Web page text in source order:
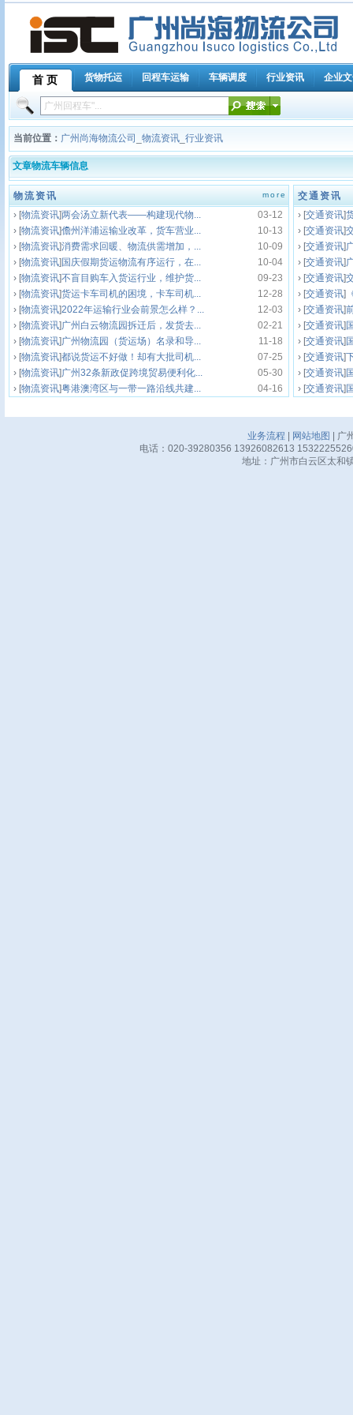
首 页 货物托运 回程车运输 车辆调度 行业资讯 企业
当前位置： 广州尚海物流公司 物流资讯 行业资讯
文章物流车辆信息
物流资讯 more
03-12
› [物流资讯]两会汤立新代表——构建现代物...
10-13
› [物流资讯]儋州洋浦运输业改革，货车营业...
10-09
› [物流资讯]消费需求回暖、物流供需增加，...
10-04
› [物流资讯] 国庆假期货运物流有序运行，在...
09-23
› [物流资讯]不盲目购车入货运行业，维护货...
12-28
› [物流资讯]货运卡车司机的困境，卡车司机...
12-03
› [物流资讯]2022年运输行业会前景怎么样？...
02-21
› [物流资讯]广州白云物流园拆迁后，发货去...
11-18
› [物流资讯]广州物流园（货运场）名录和导...
07-25
› [物流资讯]都说货运不好做！却有大批司机...
05-30
› [物流资讯]广州32条新政促跨境贸易便利化...
04-16
› [物流资讯]粤港澳湾区与一带一路沿线共建...
交通资讯
› [交通资讯]
› [交通资讯]
› [交通资讯]
› [交通资讯]
› [交通资讯]
› [交通资讯]
› [交通资讯]
› [交通资讯]
› [交通资讯]
› [交通资讯]
› [交通资讯]
› [交通资讯]
业务流程 网站地图
| 广
电话：020-39280356 13926082613
地址：广州市白云区太和